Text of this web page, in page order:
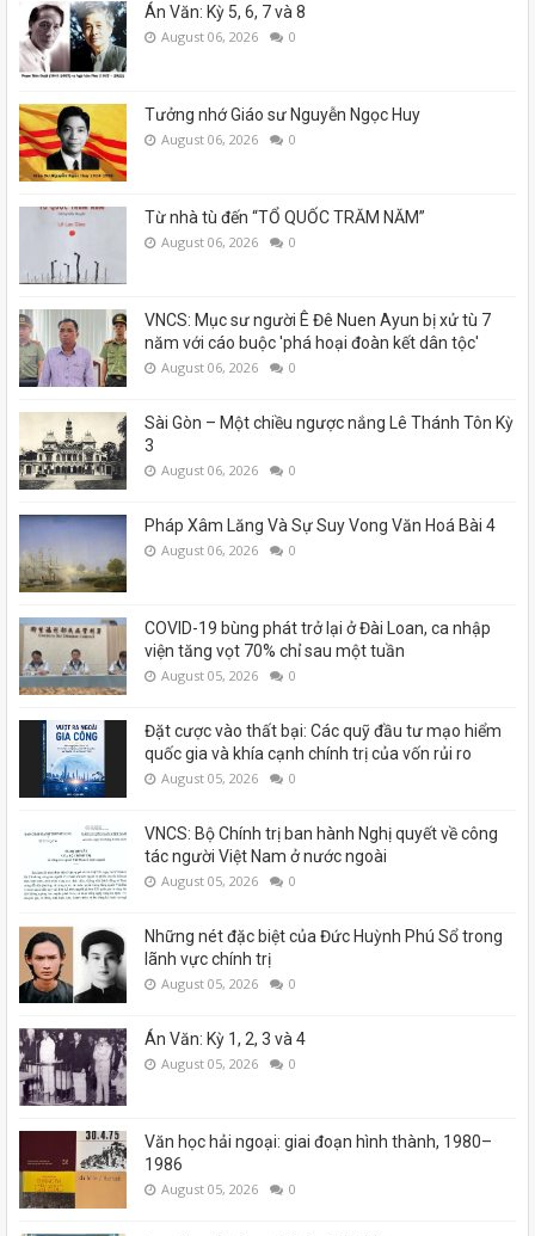
Án Văn: Kỳ 5, 6, 7 và 8
August 06, 2026 0
Tưởng nhớ Giáo sư Nguyễn Ngọc Huy
August 06, 2026 0
Từ nhà tù đến “TỔ QUỐC TRĂM NĂM”
August 06, 2026 0
VNCS: Mục sư người Ê Đê Nuen Ayun bị xử tù 7
năm với cáo buộc 'phá hoại đoàn kết dân tộc'
August 06, 2026 0
Sài Gòn – Một chiều ngược nắng Lê Thánh Tôn Kỳ
3
August 06, 2026 0
Pháp Xâm Lăng Và Sự Suy Vong Văn Hoá Bài 4
August 06, 2026 0
COVID-19 bùng phát trở lại ở Đài Loan, ca nhập
viện tăng vọt 70% chỉ sau một tuần
August 05, 2026 0
Đặt cược vào thất bại: Các quỹ đầu tư mạo hiểm
quốc gia và khía cạnh chính trị của vốn rủi ro
August 05, 2026 0
VNCS: Bộ Chính trị ban hành Nghị quyết về công
tác người Việt Nam ở nước ngoài
August 05, 2026 0
Những nét đặc biệt của Đức Huỳnh Phú Sổ trong
lãnh vực chính trị
August 05, 2026 0
Án Văn: Kỳ 1, 2, 3 và 4
August 05, 2026 0
Văn học hải ngoại: giai đoạn hình thành, 1980–
1986
August 05, 2026 0